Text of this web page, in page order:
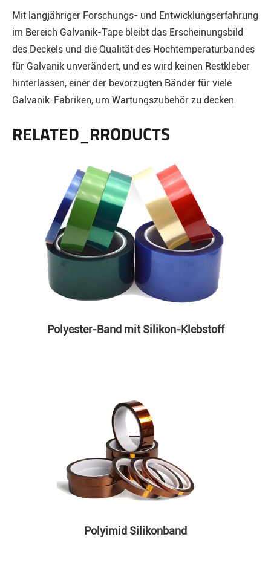
Mit langjähriger Forschungs- und Entwicklungserfahrung
im Bereich Galvanik-Tape bleibt das Erscheinungsbild
des Deckels und die Qualität des Hochtemperaturbandes
für Galvanik unverändert, und es wird keinen Restkleber
hinterlassen, einer der bevorzugten Bänder für viele
Galvanik-Fabriken, um Wartungszubehör zu decken
RELATED_RRODUCTS
Polyester-Band mit Silikon-Klebstoff
Polyimid Silikonband